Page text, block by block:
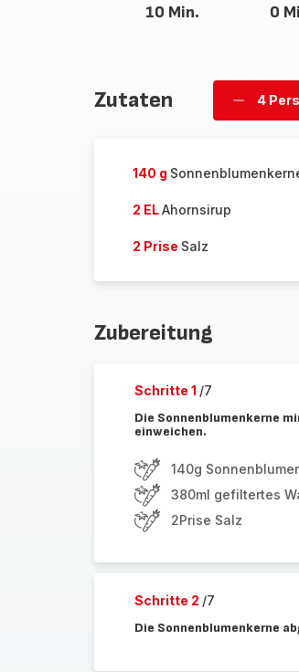
10 Min. 0
Zutaten
Personen
4
140 g
2 ELAhornsirup
2 Prise Salz
Zubereitung
Schritte 1 /7
Die Sonnenblumenkerne
einweichen.
140g
380ml gefiltertes
2Prise Salz
Schritte 2 /7
Die Sonnenblumenkerne